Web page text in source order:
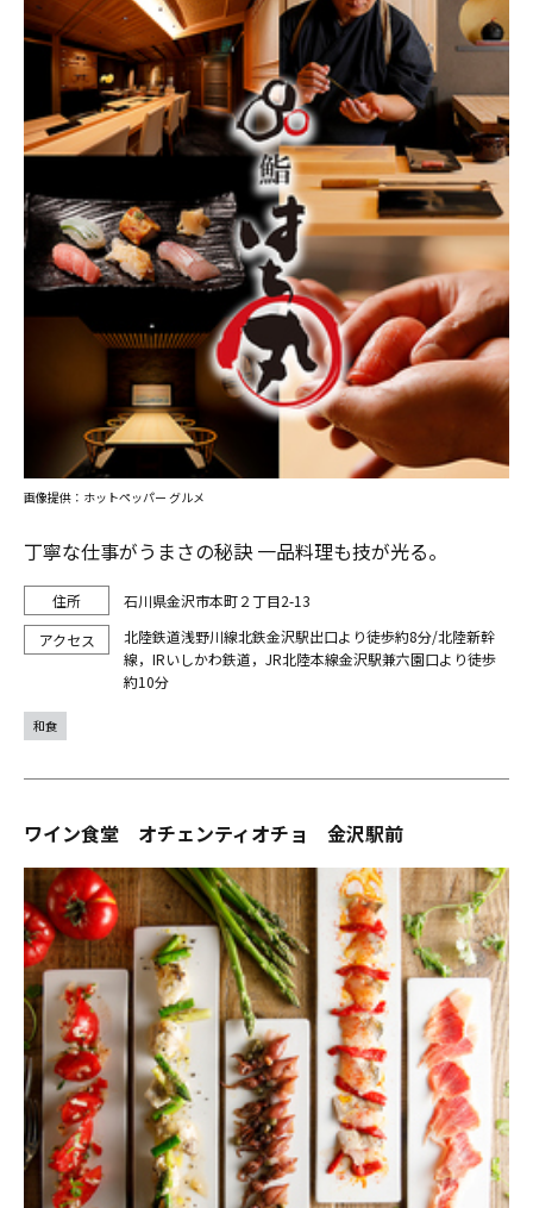
丁寧な仕事がうまさの秘訣 一品料理も技が光る。
石川県金沢市本町２丁目2-13
北陸鉄道浅野川線北鉄金沢駅出口より徒歩約8分/北陸新幹
線，IRいしかわ鉄道，JR北陸本線金沢駅兼六園口より徒歩
約10分
画像提供：ホットペッパー グルメ
和食
ワイン食堂 オチェンティオチョ 金沢駅前